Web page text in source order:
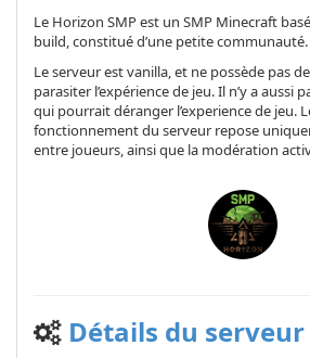
Le Horizon SMP est un SMP Minecraft
build, constitué d’une petite communauté.
Le serveur est vanilla, et ne possède pas
parasiter l’expérience de jeu. Il n’y a aussi
qui pourrait déranger l’experience de jeu.
fonctionnement du serveur repose
entre joueurs, ainsi que la modération
Détails du serveur